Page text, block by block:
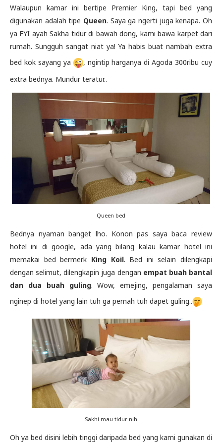
Walaupun kamar ini bertipe Premier King, tapi bed yang
digunakan adalah tipe Queen. Saya ga ngerti juga kenapa. Oh
ya FYI ayah Sakha tidur di bawah dong, kami bawa karpet dari
rumah. Sungguh sangat niat ya! Ya habis buat nambah extra
bed kok sayang ya
, ngintip harganya di Agoda 300ribu cuy
extra bednya. Mundur teratur..
Queen bed
Bednya nyaman banget lho. Konon pas saya baca review
hotel ini di google, ada yang bilang kalau kamar hotel ini
memakai bed bermerk King Koil. Bed ini selain dilengkapi
dengan selimut, dilengkapin juga dengan empat buah bantal
dan dua buah guling. Wow, emejing, pengalaman saya
nginep di hotel yang lain tuh ga pernah tuh dapet guling..
Sakhi mau tidur nih
Oh ya bed disini lebih tinggi daripada bed yang kami gunakan di